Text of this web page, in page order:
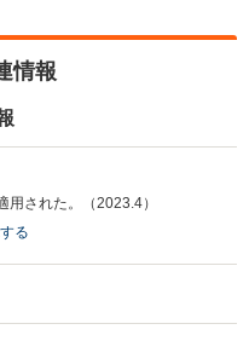
情報
用された。（2023.4）
る